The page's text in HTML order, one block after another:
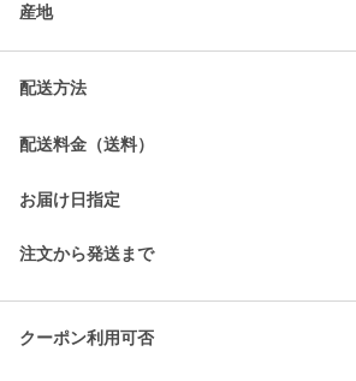
産地
配送方法
配送料金（送料）
お届け日指定
注文から発送まで
クーポン利用可否